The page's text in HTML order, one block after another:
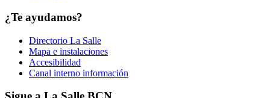
¿Te ayudamos?
Directorio La Salle
Mapa e instalaciones
Accesibilidad
Canal interno información